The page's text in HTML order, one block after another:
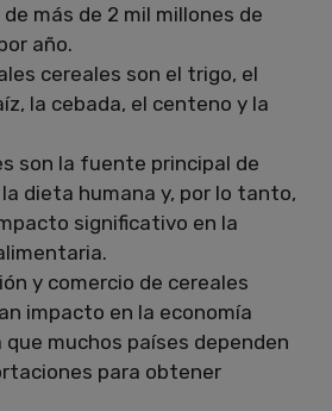
más de 2 mil millones de
año.
cereales son el trigo, el
la cebada, el centeno y la
son la fuente principal de
dieta humana y, por lo tanto,
significativo en la
y comercio de cereales
impacto en la economía
que muchos países dependen
para obtener